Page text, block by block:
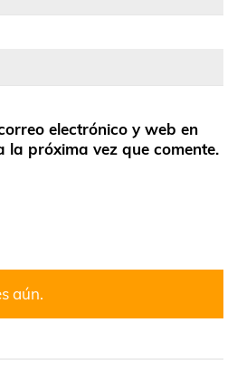
aún.
electrónico y web en
próxima vez que comente.